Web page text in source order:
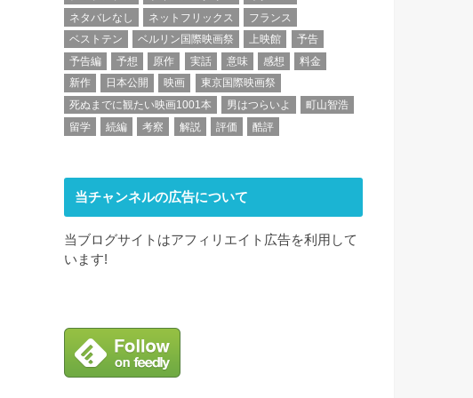
ネタバレなし
ネットフリックス
フランス
ベストテン
ベルリン国際映画祭 上映館
予告
予告編
予想 原作 実話 意味 感想
料金
新作
日本公開 映画
東京国際映画祭
死ぬまでに観たい映画1001本
男はつらいよ
町山智浩
留学
続編 考察 解説 評価 酷評
当チャンネルの広告について
当ブログサイトはアフィリエイト広告を利用して
います!